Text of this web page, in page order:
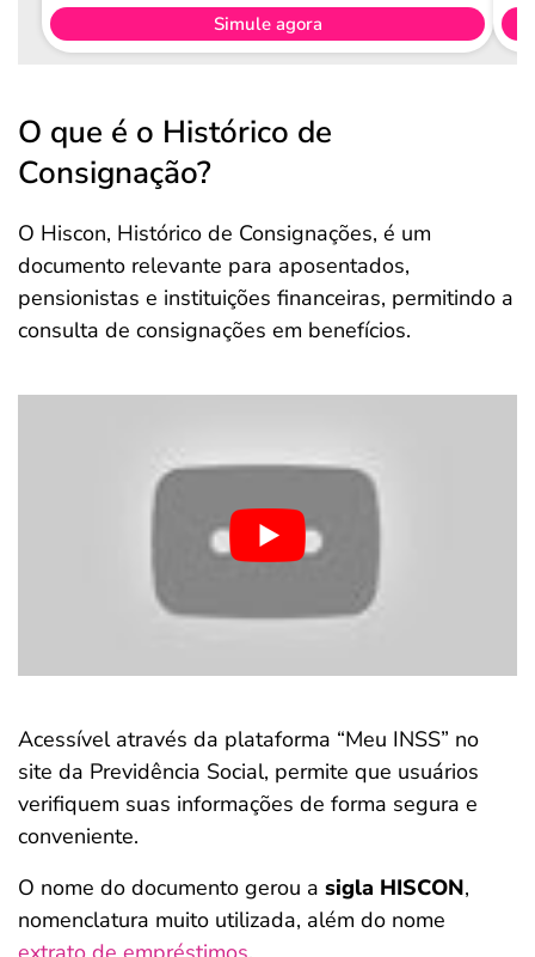
Simule agora
O que é o Histórico de
Consignação?
O Hiscon, Histórico de Consignações, é um
documento relevante para aposentados,
pensionistas e instituições financeiras, permitindo a
consulta de consignações em benefícios.
Acessível através da plataforma “Meu INSS” no
site da Previdência Social, permite que usuários
verifiquem suas informações de forma segura e
conveniente.
O nome do documento gerou a sigla HISCON,
nomenclatura muito utilizada, além do nome